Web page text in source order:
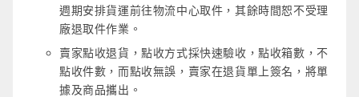
週期安排貨運前往物流中心取件，其餘時間恕不受理
廠退取件作業。
賣家點收退貨，點收方式採快速驗收，點收箱數，不
點收件數，而點收無誤，賣家在退貨單上簽名，將單
據及商品攜出。